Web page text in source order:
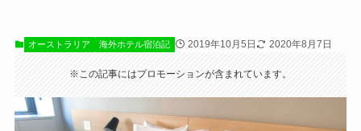
オーストラリア 海外ホテル宿泊記 2019年10月5日 2020年8月7日
※この記事にはプロモーションが含まれています。